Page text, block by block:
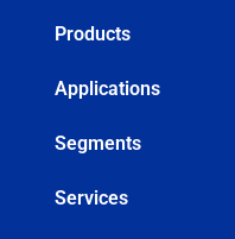
Products
Applications
Segments
Services